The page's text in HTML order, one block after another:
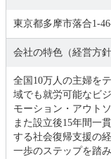
東京都多摩市落合1-
会社の特色（経営方針
全国10万人の主婦を
域でも就労可能なビ
モーション・アウト
また設立後15年間一
する社会復帰支援の
一歩のステップを踏